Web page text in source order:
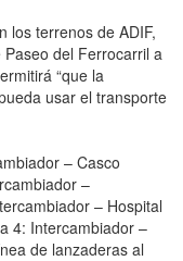
los terrenos de ADIF,
del Ferrocarril a
“que la
usar el transporte
– Casco
–
– Hospital
4: Intercambiador –
de lanzaderas al